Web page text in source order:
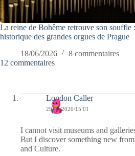
La reine de Bohême retrouve son souffle
historique des grandes orgues de Prague
18/06/2026
8 commentaires
12 commentaires
London Caller
29/03/2020/15:01
I cannot visit museums and
But I discover something new
and Culture.